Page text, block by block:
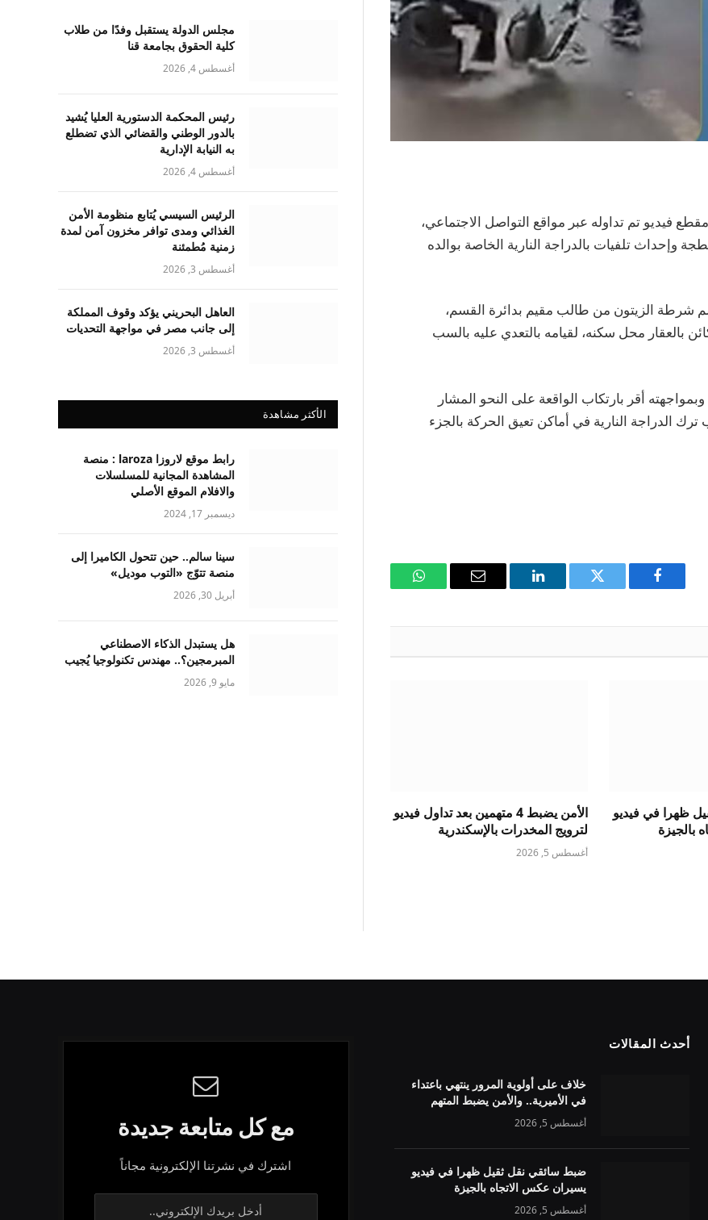
فيديو تم تداوله عبر مواقع التواصل الاجتماعي،
تلفيات بالدراجة النارية الخاصة بوالده
تبلغ لقسم شرطة الزيتون من طالب مقيم بدائرة القسم،
بالعقار محل سكنه، لقيامه بالتعدي عليه بالسب
أقر بارتكاب الواقعة على النحو المشار
الدراجة النارية في أماكن تعيق الحركة بالجزء
فيسبوك
تويتر لينكدإن
البريد
واتساب
ظهرا في فيديو
بالجيزة
الأمن يضبط 4 متهمين بعد تداول فيديو
لترويج المخدرات بالإسكندرية
أغسطس 5, 2026
مجلس الدولة يستقبل وفدًا من طلاب
كلية الحقوق بجامعة قنا
أغسطس 4, 2026
رئيس المحكمة الدستورية العليا يُشيد
بالدور الوطني والقضائي الذي تضطلع
به النيابة الإدارية
أغسطس 4, 2026
الرئيس السيسي يُتابع منظومة الأمن
الغذائي ومدى توافر مخزون آمن لمدة
زمنية مُطمئنة
أغسطس 3, 2026
العاهل البحريني يؤكد وقوف المملكة
إلى جانب مصر في مواجهة التحديات
أغسطس 3, 2026
الأكثر مشاهدة
رابط موقع لاروزا laroza : منصة
المشاهدة المجانية للمسلسلات
والافلام الموقع الأصلي
ديسمبر 17, 2024
سينا سالم.. حين تتحول الكاميرا إلى
منصة تتوّج «التوب موديل»
أبريل 30, 2026
هل يستبدل الذكاء الاصطناعي
المبرمجين؟.. مهندس تكنولوجيا يُجيب
مايو 9, 2026
أحدث المقالات
خلاف على أولوية المرور ينتهي باعتداء
في الأميرية.. والأمن يضبط المتهم
أغسطس 5, 2026
ضبط سائقي نقل ثقيل ظهرا في فيديو
يسيران عكس الاتجاه بالجيزة
أغسطس 5, 2026
مع كل متابعة جديدة
اشترك في نشرتنا الإلكترونية مجاناً